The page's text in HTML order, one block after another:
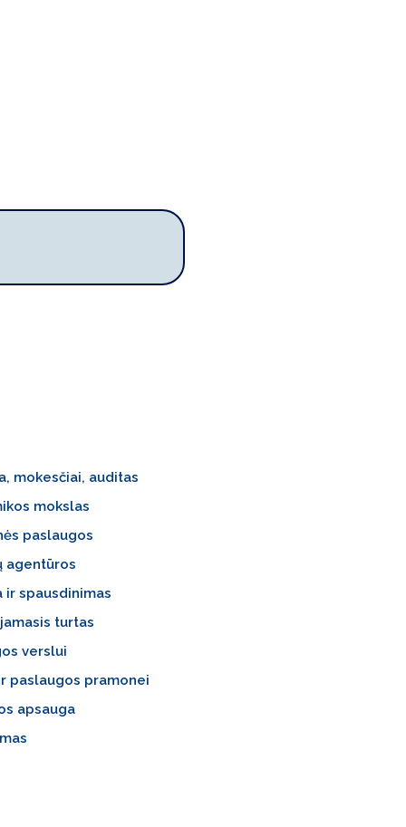
mokesčiai, auditas
mokslas
paslaugos
agentūros
ir spausdinimas
turtas
verslui
paslaugos pramonei
apsauga